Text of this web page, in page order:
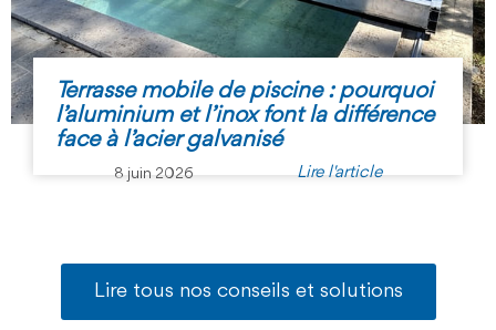
Terrasse mobile de piscine : pourquoi
l’aluminium et l’inox font la différence
face à l’acier galvanisé
8 juin 2026 Lire l'article
Lire tous nos conseils et solutions